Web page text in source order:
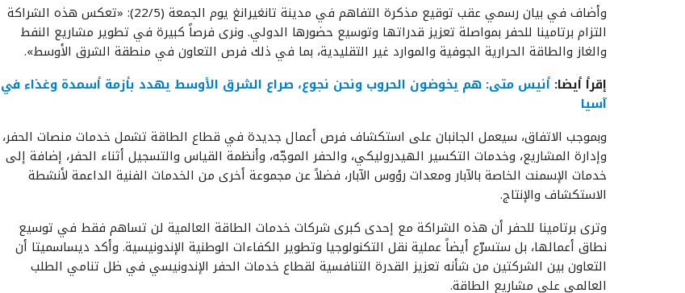
وأضاف في بيان رسمي عقب توقيع مذكرة التفاهم في مدينة تانغيرانغ يوم الجمعة (22/5): «تعكس هذه الشراكة
التزام برتامينا للحفر بمواصلة تعزيز قدراتها وتوسيع حضورها الدولي. ونرى فرصاً كبيرة في تطوير مشاريع النفط
والغاز والطاقة الحرارية الجوفية والموارد غير التقليدية، بما في ذلك فرص التعاون في منطقة الشرق الأوسط».
إقرأ أيضا: أنيس متى: هم يخوضون الحروب ونحن نجوع، صراع الشرق الأوسط يهدد بأزمة أسمدة وغذاء في
آسيا
وبموجب الاتفاق، سيعمل الجانبان على استكشاف فرص أعمال جديدة في قطاع الطاقة تشمل خدمات منصات الحفر،
وإدارة المشاريع، وخدمات التكسير الهيدروليكي، والحفر الموجّه، وأنظمة القياس والتسجيل أثناء الحفر، إضافة إلى
خدمات الإسمنت الخاصة بالآبار ومعدات رؤوس الآبار، فضلاً عن مجموعة أخرى من الخدمات الفنية الداعمة لأنشطة
الاستكشاف والإنتاج.
وترى برتامينا للحفر أن هذه الشراكة مع إحدى كبرى شركات خدمات الطاقة العالمية لن تساهم فقط في توسيع
نطاق أعمالها، بل ستسرّع أيضاً عملية نقل التكنولوجيا وتطوير الكفاءات الوطنية الإندونيسية. وأكد ديساسميتا أن
التعاون بين الشركتين من شأنه تعزيز القدرة التنافسية لقطاع خدمات الحفر الإندونيسي في ظل تنامي الطلب
العالمي على مشاريع الطاقة.